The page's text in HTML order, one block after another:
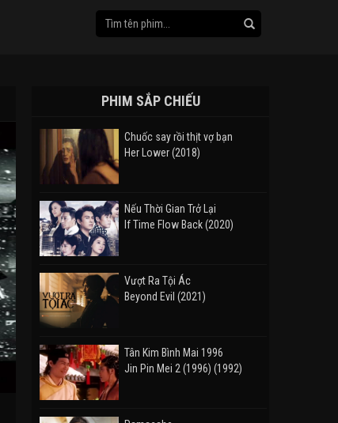
PHIM SẮP CHIẾU
Chuốc say rồi thịt vợ bạn
Her Lower (2018)
Nếu Thời Gian Trở Lại
If Time Flow Back (2020)
Vượt Ra Tội Ác
Beyond Evil (2021)
Tân Kim Bình Mai 1996
Jin Pin Mei 2 (1996) (1992)